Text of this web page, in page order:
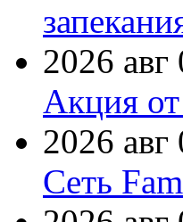
2026 авг
Акция от
2026 авг
Сеть